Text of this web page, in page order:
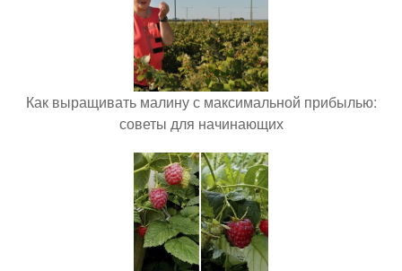
Как выращивать малину с максимальной прибылью:
советы для начинающих